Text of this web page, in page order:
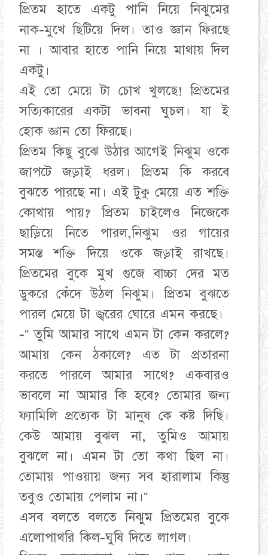
প্রিতম হাতে একটু পানি নিয়ে নিঝুমের
নাক-মুখে ছিটিয়ে দিল। তাও জ্ঞান ফিরছে
না । আবার হাতে পানি নিয়ে মাথায় দিল
একটু।
এই তো মেয়ে টা চোখ খুলছে! প্রিতমের
সত্যিকারের একটা ভাবনা ঘুচল। যা ই
হোক জ্ঞান তো ফিরছে।
প্রিতম কিছু বুঝে উঠার আগেই নিঝুম ওকে
জাপটে জড়াই ধরল। প্রিতম কি করবে
বুঝতে পারছে না। এই টুকু মেয়ে এত শক্তি
কোথায় পায়? প্রিতম চাইলেও নিজেকে
ছাড়িয়ে নিতে পারল,নিঝুম ওর গায়ের
সমস্ত শক্তি দিয়ে ওকে জড়াই রাখছে।
প্রিতমের বুকে মুখ গুজে বাচ্চা দের মত
ডুকরে কেঁদে উঠল নিঝুম। প্রিতম বুঝতে
পারল মেয়ে টা জ্বরের ঘোরে এমন করছে।
-" তুমি আমার সাথে এমন টা কেন করলে?
আমায় কেন ঠকালে? এত টা প্রতারনা
করতে পারলে আমার সাথে? একবারও
ভাবলে না আমার কি হবে? তোমার জন্য
ফ্যামিলি প্রত্যেক টা মানুষ কে কষ্ট দিছি।
কেউ আমায় বুঝল না, তুমিও আমায়
বুঝলে না। এমন টা তো কথা ছিল না।
তোমায় পাওয়ায় জন্য সব হারালাম কিন্তু
তবুও তোমায় পেলাম না।"
এসব বলতে বলতে নিঝুম প্রিতমের বুকে
এলোপাথরি কিল-ঘুষি দিতে লাগল।